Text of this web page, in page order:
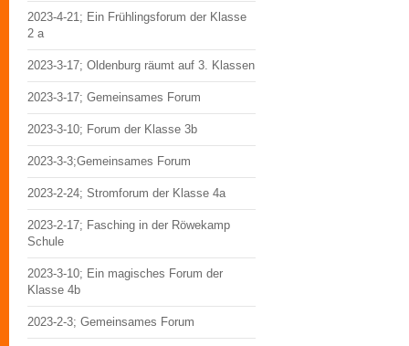
2023-4-21; Ein Frühlingsforum der Klasse
2 a
2023-3-17; Oldenburg räumt auf 3. Klassen
2023-3-17; Gemeinsames Forum
2023-3-10; Forum der Klasse 3b
2023-3-3;Gemeinsames Forum
2023-2-24; Stromforum der Klasse 4a
2023-2-17; Fasching in der Röwekamp
Schule
2023-3-10; Ein magisches Forum der
Klasse 4b
2023-2-3; Gemeinsames Forum